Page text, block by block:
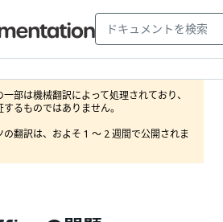
部は機械翻訳によって処理されており、
るものではありません。
翻訳は、およそ 1 ～ 2 週間で公開されま